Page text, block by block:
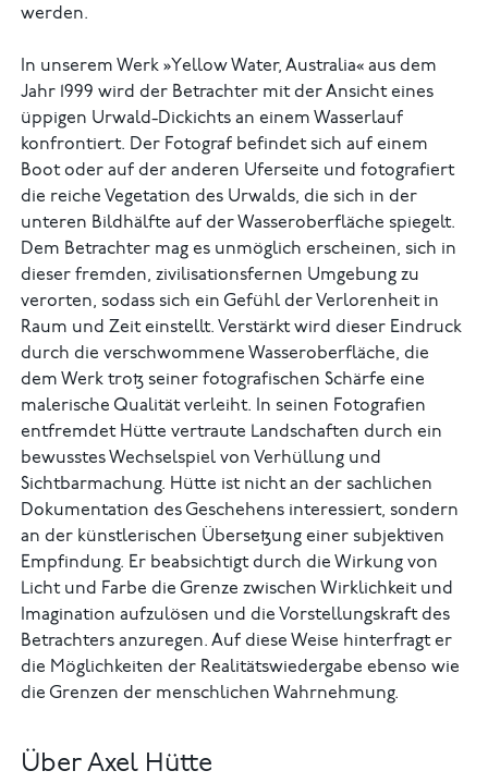
werden.
In unserem Werk »Yellow Water, Australia« aus dem
Jahr 1999 wird der Betrachter mit der Ansicht eines
üppigen Urwald-Dickichts an einem Wasserlauf
konfrontiert. Der Fotograf befindet sich auf einem
Boot oder auf der anderen Uferseite und fotografiert
die reiche Vegetation des Urwalds, die sich in der
unteren Bildhälfte auf der Wasseroberfläche spiegelt.
Dem Betrachter mag es unmöglich erscheinen, sich in
dieser fremden, zivilisationsfernen Umgebung zu
verorten, sodass sich ein Gefühl der Verlorenheit in
Raum und Zeit einstellt. Verstärkt wird dieser Eindruck
durch die verschwommene Wasseroberfläche, die
dem Werk trotz seiner fotografischen Schärfe eine
malerische Qualität verleiht. In seinen Fotografien
entfremdet Hütte vertraute Landschaften durch ein
bewusstes Wechselspiel von Verhüllung und
Sichtbarmachung. Hütte ist nicht an der sachlichen
Dokumentation des Geschehens interessiert, sondern
an der künstlerischen Übersetzung einer subjektiven
Empfindung. Er beabsichtigt durch die Wirkung von
Licht und Farbe die Grenze zwischen Wirklichkeit und
Imagination aufzulösen und die Vorstellungskraft des
Betrachters anzuregen. Auf diese Weise hinterfragt er
die Möglichkeiten der Realitätswiedergabe ebenso wie
die Grenzen der menschlichen Wahrnehmung.
Über Axel Hütte